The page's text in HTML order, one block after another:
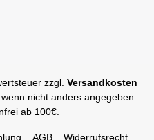
zzgl. Versandkosten
nicht anders angegeben.
ab 100€.
AGB Widerrufsrecht